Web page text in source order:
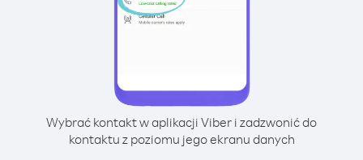
Wybrać kontakt w aplikacji Viber i zadzwonić do
kontaktu z poziomu jego ekranu danych